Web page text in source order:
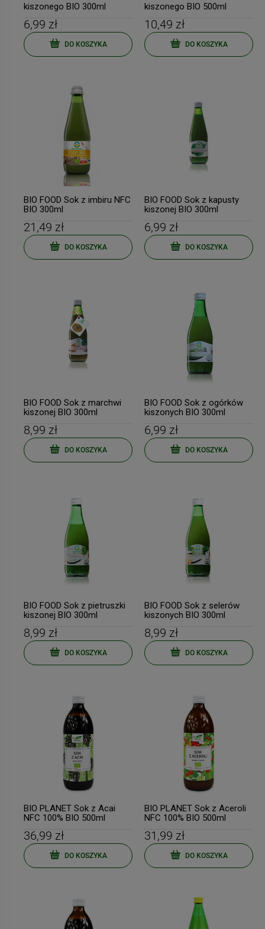
kiszonego BIO 300ml
6,99 zł
DO KOSZYKA
kiszonego BIO 500ml
10,49 zł
DO KOSZYKA
BIO FOOD Sok z imbiru NFC
BIO 300ml
21,49 zł
DO KOSZYKA
BIO FOOD Sok z kapusty
kiszonej BIO 300ml
6,99 zł
DO KOSZYKA
BIO FOOD Sok z marchwi
kiszonej BIO 300ml
8,99 zł
DO KOSZYKA
BIO FOOD Sok z ogórków
kiszonych BIO 300ml
6,99 zł
DO KOSZYKA
BIO FOOD Sok z pietruszki
kiszonej BIO 300ml
8,99 zł
DO KOSZYKA
BIO FOOD Sok z selerów
kiszonych BIO 300ml
8,99 zł
DO KOSZYKA
BIO PLANET Sok z Acai
NFC 100% BIO 500ml
36,99 zł
DO KOSZYKA
BIO PLANET Sok z Aceroli
NFC 100% BIO 500ml
31,99 zł
DO KOSZYKA